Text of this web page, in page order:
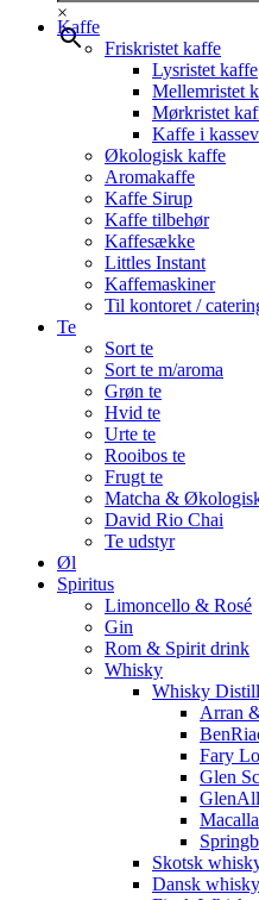
×
Kaffe
Friskristet kaffe
Lysristet kaffe
Mellemristet
Mørkristet
Kaffe i
Økologisk kaffe
Aromakaffe
Kaffe Sirup
Kaffe tilbehør
Kaffesække
Littles Instant
Kaffemaskiner
Til kontoret /
Te
Sort te
Sort te m/aroma
Grøn te
Hvid te
Urte te
Rooibos te
Frugt te
Matcha &
David Rio Chai
Te udstyr
Øl
Spiritus
Limoncello & Rosé
Gin
Rom & Spirit drink
Whisky
Whisky
Arran
Fary
Glen
Skotsk
Dansk whisky